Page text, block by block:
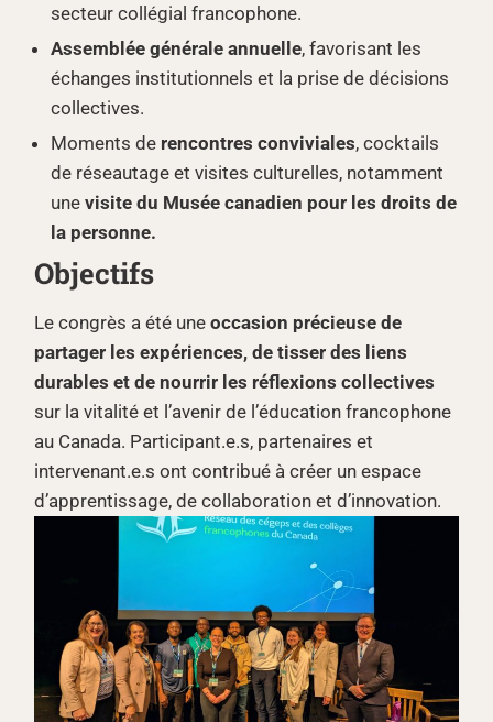
secteur collégial francophone.
Assemblée générale annuelle, favorisant les
échanges institutionnels et la prise de décisions
collectives.
Moments de rencontres conviviales, cocktails
de réseautage et visites culturelles, notamment
unevisite du Musée canadien pour les droits de
la personne.
Objectifs
Le congrès a été uneoccasion précieuse de
partager les expériences, de tisser des liens
durables et de nourrir les réflexions collectives
sur la vitalité et l’avenir de l’éducation francophone
au Canada. Participant.e.s, partenaires et
intervenant.e.s ont contribué à créer un espace
d’apprentissage, de collaboration et d’innovation.